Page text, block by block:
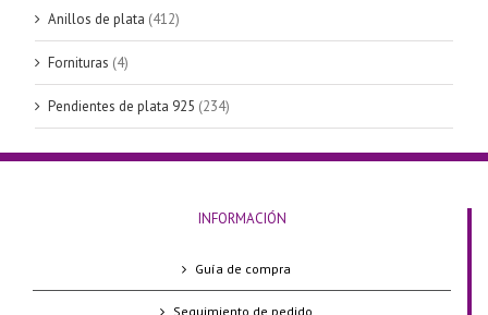
Anillos de plata (412)
Fornituras (4)
Pendientes de plata 925 (234)
INFORMACIÓN
Guía de compra
Seguimiento de pedido